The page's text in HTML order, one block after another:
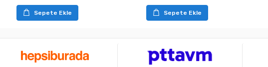
Sepete Ekle Sepete Ekle